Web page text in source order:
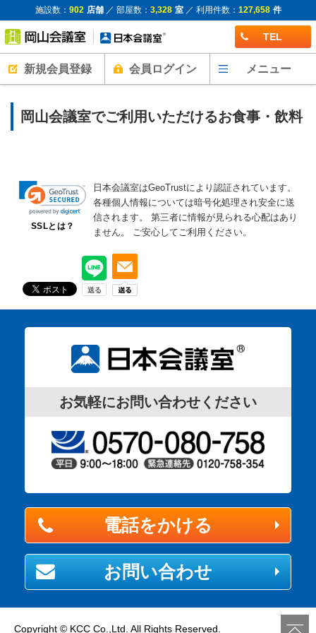
施設数： 902 店舗／ 部屋数： 3,328 室／ 利用件数： 127,658 件
TEL
新規会員登録 会員ログイン メニュー
岡山会議室でご利用いただけるお食事・飲料
SSLとは？
日本会議室はGeoTrustにより認証されています。
各種個人情報については暗号化処理され安全に送
信されます。
第三者に情報が見られる心配はあり
ません。
ご安心してご利用ください。
お気軽にお問い合わせください
電話をかける
お問い合わせ
Copyright © KCC Co.,Ltd. All Rights Reserved.